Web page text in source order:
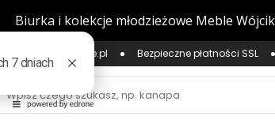
według Zaufane.pl Bezpieczne płatności SSL